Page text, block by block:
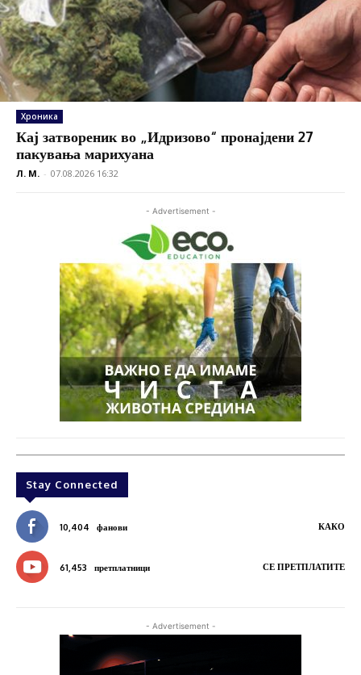
Хроника
Кај затвореник во „Идризово“ пронајдени 27
пакувања марихуана
Л. М. - 07.08.2026 16:32
- Advertisement -
Stay Connected
10,404 фанови КАКО
61,453 претплатници СЕ ПРЕТПЛАТИТЕ
- Advertisement -